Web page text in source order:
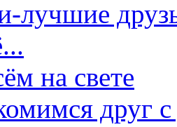
лучшие
на свете
друг